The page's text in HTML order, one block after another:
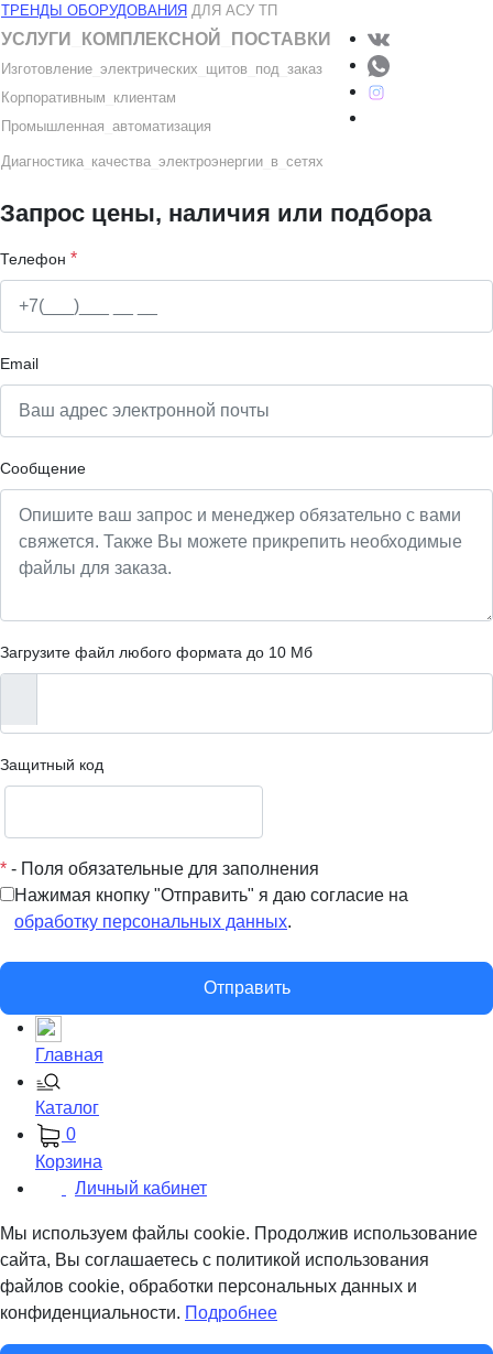
ТРЕНДЫ ОБОРУДОВАНИЯ ДЛЯ АСУ ТП
УСЛУГИ КОМПЛЕКСНОЙ ПОСТАВКИ
Изготовление электрических щитов под заказ
Корпоративным клиентам
Промышленная автоматизация
Диагностика качества электроэнергии в сетях
Запрос цены, наличия или подбора
Телефон *
Email
Сообщение
Загрузите файл любого формата до 10 Мб
Защитный код
* - Поля обязательные для заполнения
Нажимая кнопку "Отправить" я даю согласие на
обработку персональных данных.
Отправить
Главная
Каталог
0
Корзина
Личный кабинет
Мы используем файлы cookie. Продолжив использование
сайта, Вы соглашаетесь с политикой использования
файлов cookie, обработки персональных данных и
конфиденциальности. Подробнее